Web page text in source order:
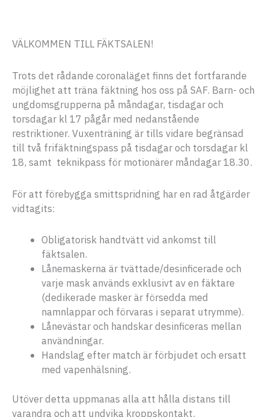
VÄLKOMMEN TILL FÄKTSALEN!
Trots det rådande coronaläget finns det fortfarande
möjlighet att träna fäktning hos oss på SAF. Barn- och
ungdomsgrupperna på måndagar, tisdagar och
torsdagar kl 17 pågår med nedanstående
restriktioner. Vuxenträning är tills vidare begränsad
till två frifäktningspass på tisdagar och torsdagar kl
18, samt teknikpass för motionärer måndagar 18.30.
För att förebygga smittspridning har en rad åtgärder
vidtagits:
Obligatorisk handtvätt vid ankomst till
fäktsalen.
Lånemaskerna är tvättade/desinficerade och
varje mask används exklusivt av en fäktare
(dedikerade masker är försedda med
namnlappar och förvaras i separat utrymme).
Lånevästar och handskar desinficeras mellan
användningar.
Handslag efter match är förbjudet och ersatt
med vapenhälsning.
Utöver detta uppmanas alla att hålla distans till
varandra och att undvika kroppskontakt.